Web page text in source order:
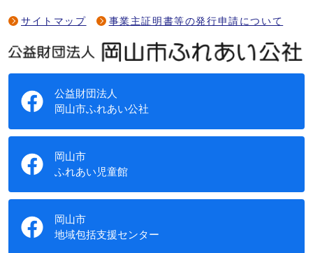
サイトマップ 事業主証明書等の発行申請について
公益財団法人
岡山市ふれあい公社
岡山市
ふれあい児童館
岡山市
地域包括支援センター